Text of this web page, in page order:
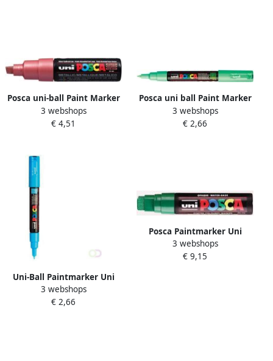
Posca uni-ball Paint Marker
op waterbasis PC-8K rood
metaal
3 webshops
€ 4,51
Posca uni ball Paint Marker
op waterbasis PC 1MC
lichtgroen
3 webshops
€ 2,66
Uni-Ball Paintmarker Uni
ball op waterbasis posca pc
1mc lichtblauw
3 webshops
€ 2,66
Posca Paintmarker Uni
PC17K extra breed
rechthoek donkergroen
3 webshops
€ 9,15